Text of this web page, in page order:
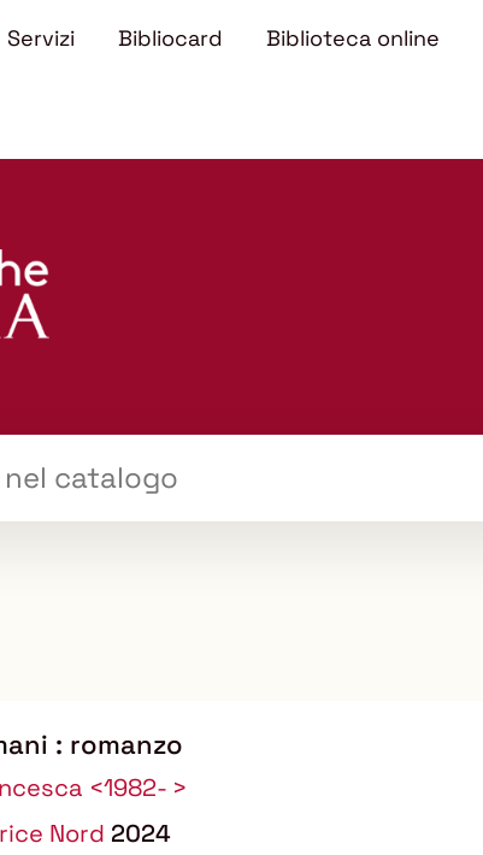
Servizi Bibliocard Biblioteca online
: romanzo
<1982- >
Nord 2024